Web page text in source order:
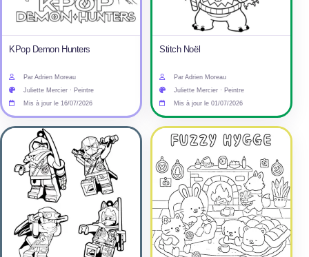
KPop Demon Hunters
Par Adrien Moreau
Juliette Mercier · Peintre
Mis à jour le 16/07/2026
Stitch Noël
Par Adrien Moreau
Juliette Mercier · Peintre
Mis à jour le 01/07/2026